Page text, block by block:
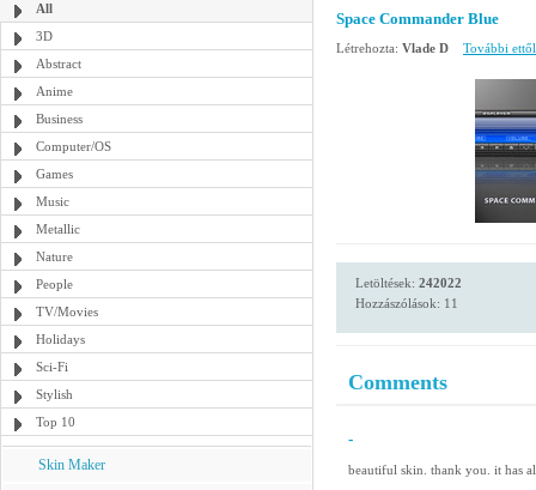
All
3D
Abstract
Anime
Business
Computer/OS
Games
Music
Metallic
Nature
People
TV/Movies
Holidays
Sci-Fi
Stylish
Top 10
Skin Maker
Space Commander Blue
Létrehozta: Vlade D További
Letöltések: 242022
Hozzászólások: 11
Comments
-
beautiful skin. thank you. it has